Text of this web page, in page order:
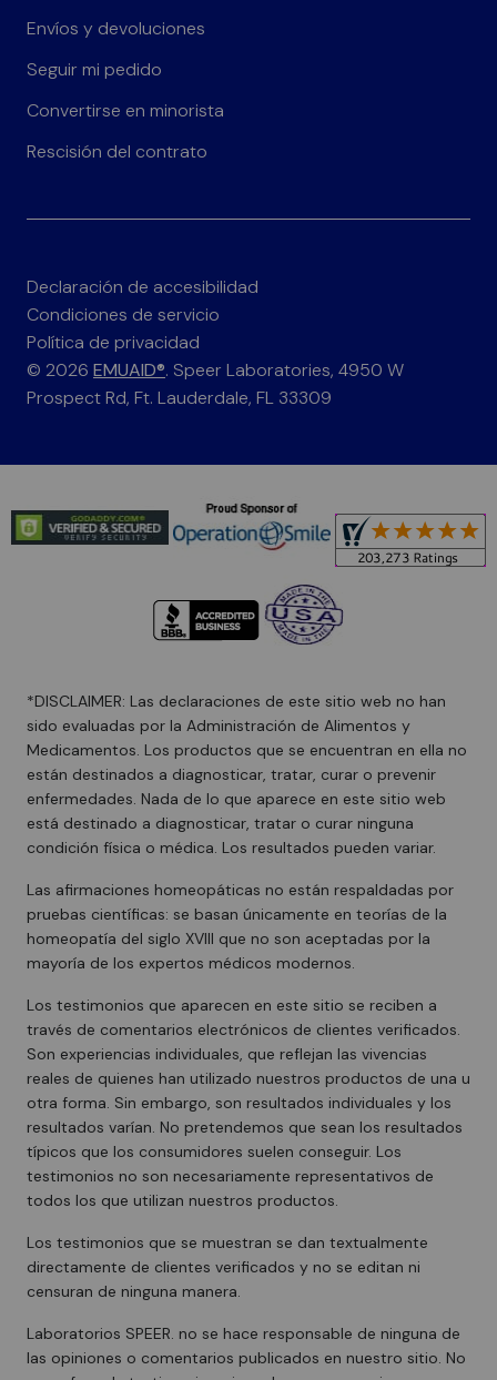
Envíos y devoluciones
Seguir mi pedido
Convertirse en minorista
Rescisión del contrato
Declaración de accesibilidad
Condiciones de servicio
Política de privacidad
© 2026 EMUAID®. Speer Laboratories, 4950 W
Prospect Rd, Ft. Lauderdale, FL 33309
*DISCLAIMER: Las declaraciones de este sitio web no han
sido evaluadas por la Administración de Alimentos y
Medicamentos. Los productos que se encuentran en ella no
están destinados a diagnosticar, tratar, curar o prevenir
enfermedades. Nada de lo que aparece en este sitio web
está destinado a diagnosticar, tratar o curar ninguna
condición física o médica. Los resultados pueden variar.
Las afirmaciones homeopáticas no están respaldadas por
pruebas científicas: se basan únicamente en teorías de la
homeopatía del siglo XVIII que no son aceptadas por la
mayoría de los expertos médicos modernos.
Los testimonios que aparecen en este sitio se reciben a
través de comentarios electrónicos de clientes verificados.
Son experiencias individuales, que reflejan las vivencias
reales de quienes han utilizado nuestros productos de una u
otra forma. Sin embargo, son resultados individuales y los
resultados varían. No pretendemos que sean los resultados
típicos que los consumidores suelen conseguir. Los
testimonios no son necesariamente representativos de
todos los que utilizan nuestros productos.
Los testimonios que se muestran se dan textualmente
directamente de clientes verificados y no se editan ni
censuran de ninguna manera.
Laboratorios SPEER. no se hace responsable de ninguna de
las opiniones o comentarios publicados en nuestro sitio. No